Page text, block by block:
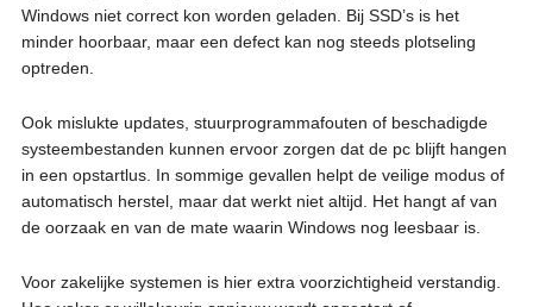
Windows niet correct kon worden geladen. Bij SSD’s is het
minder hoorbaar, maar een defect kan nog steeds plotseling
optreden.
Ook mislukte updates, stuurprogrammafouten of beschadigde
systeembestanden kunnen ervoor zorgen dat de pc blijft hangen
in een opstartlus. In sommige gevallen helpt de veilige modus of
automatisch herstel, maar dat werkt niet altijd. Het hangt af van
de oorzaak en van de mate waarin Windows nog leesbaar is.
Voor zakelijke systemen is hier extra voorzichtigheid verstandig.